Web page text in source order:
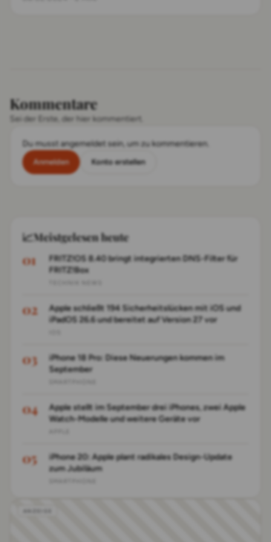
Kommentare
Sei der Erste, der hier kommentiert.
Du musst angemeldet sein, um zu kommentieren.
Anmelden Konto erstellen
📈Meistgelesen heute
FRITZ!OS 8.40 bringt integrierten DNS-Filter für
FRITZ!Box
Apple schließt 194 Sicherheitslücken mit iOS und
iPadOS 26.6 und bereitet auf Version 27 vor
iPhone 18 Pro: Diese Neuerungen kommen im
September
Apple stellt im September drei iPhones, zwei Apple
Watch-Modelle und weitere Geräte vor
iPhone 20: Apple plant radikales Design-Update
zum Jubiläum